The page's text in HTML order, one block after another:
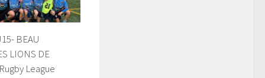
BEAU
LIONS DE
League